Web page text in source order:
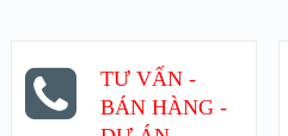
TƯ VẤN -
BÁN HÀNG -